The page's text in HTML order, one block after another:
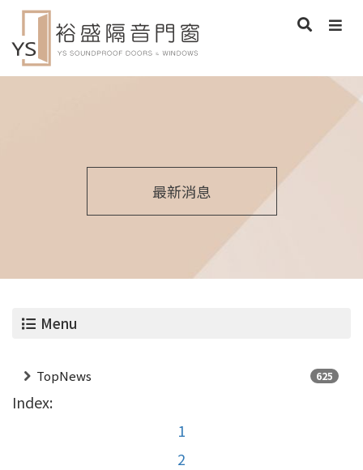
最新消息
Menu
TopNews 625
Index:
1
2